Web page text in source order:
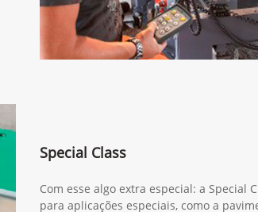
Special Class
Com esse algo extra especial: a Special
para aplicações especiais, como a